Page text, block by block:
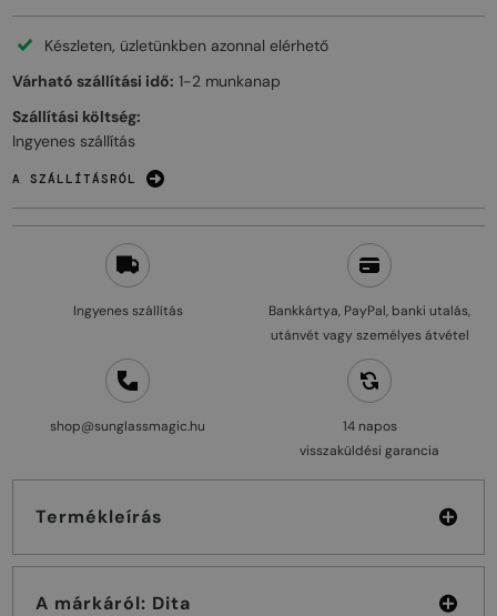
Ingyenes szállítás
Bankkártya, PayPal, banki utalás,
utánvét vagy személyes átvétel
shop@sunglassmagic.hu
14 napos
visszaküldési garancia
Termékleírás
A márkáról: Dita
Készleten, üzletünkben azonnal elérhető
Várható szállítási idő: 1-2 munkanap
Szállítási költség:
Ingyenes szállítás
A SZÁLLÍTÁSRÓL